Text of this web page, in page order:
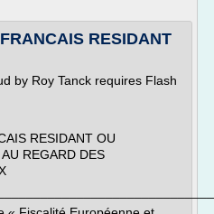
RESIDANT
by Roy Tanck requires Flash
RESIDANT OU
REGARD DES